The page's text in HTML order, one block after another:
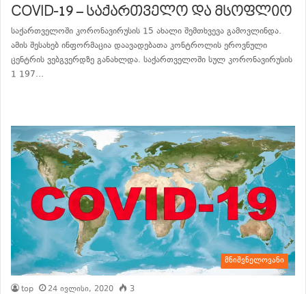
COVID-19 – საქართველო და მსოფლიო
საქართველოში კორონავირუსის 15 ახალი შემთხვევა გამოვლინდა.
ამის შესახებ ინფორმაცია დაავადებათა კონტროლის ეროვნული
ცენტრის ვებგვერდზე განახლდა. საქართველოში სულ კორონავირუსის
1 197…
მნიშვნელოვანი
top 24 ივლისი, 2020 3